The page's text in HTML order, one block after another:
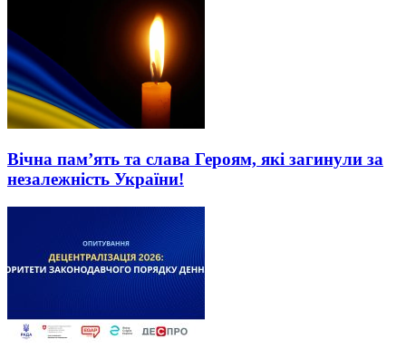
Вічна пам’ять та слава Героям, які загинули за
незалежність України!